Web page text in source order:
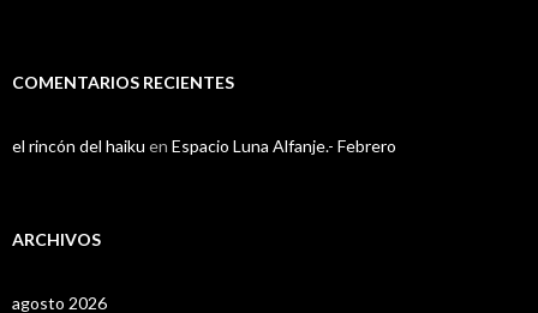
COMENTARIOS RECIENTES
el rincón del haiku en Espacio Luna Alfanje.- Febrero
ARCHIVOS
agosto 2026